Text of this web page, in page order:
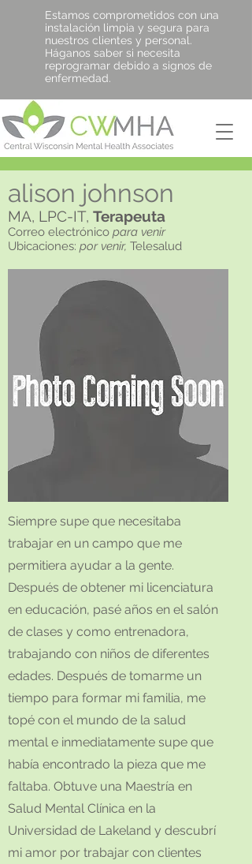
Estamos comprometidos con una
instalación limpia y segura para
nuestros clientes y personal.
Háganos saber si necesita
reprogramar debido a signos de
enfermedad.
alison johnson
MA, LPC-IT, Terapeuta
Correo electrónico para venir
Ubicaciones: por venir, Telesalud
Siempre supe que necesitaba
trabajar en un campo que me
permitiera ayudar a la gente.
Después de obtener mi licenciatura
en educación, pasé años en el salón
de clases y como entrenadora,
trabajando con niños de diferentes
edades. Después de tomarme un
tiempo para formar mi familia, me
topé con el mundo de la salud
mental e inmediatamente supe que
había encontrado la pieza que me
faltaba. Obtuve una Maestría en
Salud Mental Clínica en la
Universidad de Lakeland y descubrí
mi amor por trabajar con clientes